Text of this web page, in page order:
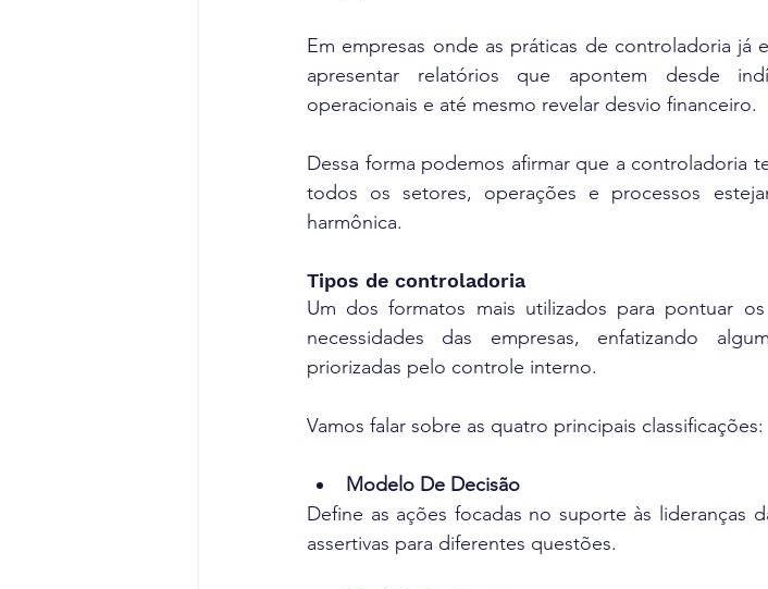
Em empresas onde as práticas de controladoria já
apresentar relatórios que apontem desde
operacionais e até mesmo revelar desvio financeiro.
Dessa forma podemos afirmar que a controladoria
todos os setores, operações e processos
harmônica.
Tipos de controladoria
Um dos formatos mais utilizados para pontuar
necessidades das empresas, enfatizando
priorizadas pelo controle interno.
Vamos falar sobre as quatro principais classificações:
Modelo De Decisão
Define as ações focadas no suporte às lideranças
assertivas para diferentes questões.